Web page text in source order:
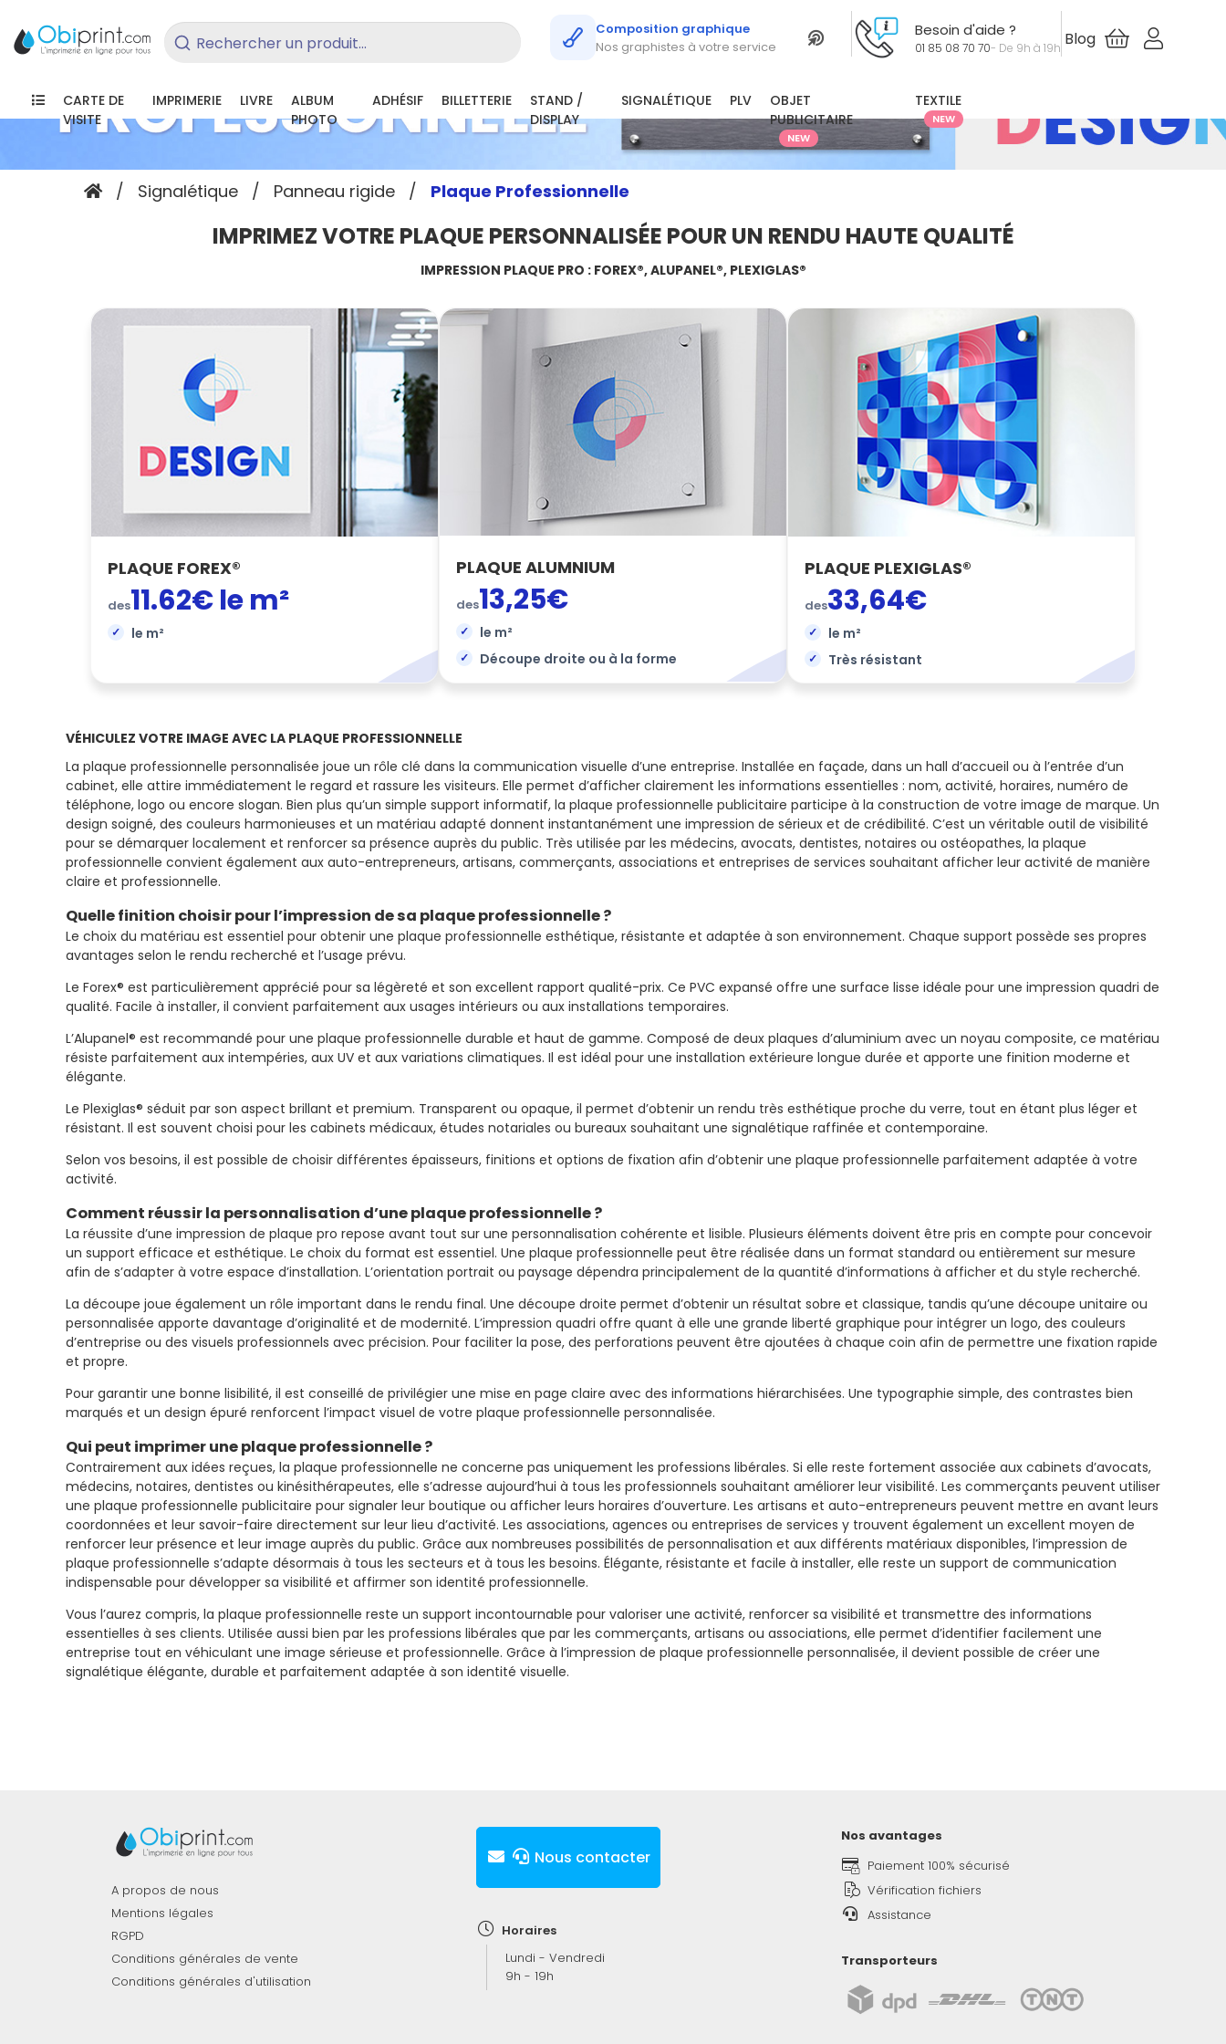
Rechercher un produit...
Composition graphique
Nos graphistes à votre service
Besoin d'aide ?
01 85 08 70 70- De 9h à 19h Blog
CARTE DE
VISITE
IMPRIMERIE LIVRE
ALBUM
PHOTO
ADHÉSIF BILLETTERIE
STAND /
DISPLAY
SIGNALÉTIQUE PLV
OBJET
PUBLICITAIRE
NEW
TEXTILE
NEW
/ Signalétique / Panneau rigide / Plaque Professionnelle
IMPRIMEZ VOTRE PLAQUE PERSONNALISÉE POUR UN RENDU HAUTE QUALITÉ
IMPRESSION PLAQUE PRO : FOREX®, ALUPANEL®, PLEXIGLAS®
PLAQUE FOREX®
des11.62€ le m²
le m²
PLAQUE ALUMNIUM
des13,25€
le m²
Découpe droite ou à la forme
PLAQUE PLEXIGLAS®
des33,64€
le m²
Très résistant
VÉHICULEZ VOTRE IMAGE AVEC LA PLAQUE PROFESSIONNELLE
La plaque professionnelle personnalisée joue un rôle clé dans la communication visuelle d’une entreprise. Installée en façade, dans un hall d’accueil ou à l’entrée d’un
cabinet, elle attire immédiatement le regard et rassure les visiteurs. Elle permet d’afficher clairement les informations essentielles : nom, activité, horaires, numéro de
téléphone, logo ou encore slogan. Bien plus qu’un simple support informatif, la plaque professionnelle publicitaire participe à la construction de votre image de marque. Un
design soigné, des couleurs harmonieuses et un matériau adapté donnent instantanément une impression de sérieux et de crédibilité. C’est un véritable outil de visibilité
pour se démarquer localement et renforcer sa présence auprès du public. Très utilisée par les médecins, avocats, dentistes, notaires ou ostéopathes, la plaque
professionnelle convient également aux auto-entrepreneurs, artisans, commerçants, associations et entreprises de services souhaitant afficher leur activité de manière
claire et professionnelle.
Quelle finition choisir pour l’impression de sa plaque professionnelle ?
Le choix du matériau est essentiel pour obtenir une plaque professionnelle esthétique, résistante et adaptée à son environnement. Chaque support possède ses propres
avantages selon le rendu recherché et l’usage prévu.
Le Forex® est particulièrement apprécié pour sa légèreté et son excellent rapport qualité-prix. Ce PVC expansé offre une surface lisse idéale pour une impression quadri de
qualité. Facile à installer, il convient parfaitement aux usages intérieurs ou aux installations temporaires.
L’Alupanel® est recommandé pour une plaque professionnelle durable et haut de gamme. Composé de deux plaques d’aluminium avec un noyau composite, ce matériau
résiste parfaitement aux intempéries, aux UV et aux variations climatiques. Il est idéal pour une installation extérieure longue durée et apporte une finition moderne et
élégante.
Le Plexiglas® séduit par son aspect brillant et premium. Transparent ou opaque, il permet d’obtenir un rendu très esthétique proche du verre, tout en étant plus léger et
résistant. Il est souvent choisi pour les cabinets médicaux, études notariales ou bureaux souhaitant une signalétique raffinée et contemporaine.
Selon vos besoins, il est possible de choisir différentes épaisseurs, finitions et options de fixation afin d’obtenir une plaque professionnelle parfaitement adaptée à votre
activité.
Comment réussir la personnalisation d’une plaque professionnelle ?
La réussite d’une impression de plaque pro repose avant tout sur une personnalisation cohérente et lisible. Plusieurs éléments doivent être pris en compte pour concevoir
un support efficace et esthétique. Le choix du format est essentiel. Une plaque professionnelle peut être réalisée dans un format standard ou entièrement sur mesure
afin de s’adapter à votre espace d’installation. L’orientation portrait ou paysage dépendra principalement de la quantité d’informations à afficher et du style recherché.
La découpe joue également un rôle important dans le rendu final. Une découpe droite permet d’obtenir un résultat sobre et classique, tandis qu’une découpe unitaire ou
personnalisée apporte davantage d’originalité et de modernité. L’impression quadri offre quant à elle une grande liberté graphique pour intégrer un logo, des couleurs
d’entreprise ou des visuels professionnels avec précision. Pour faciliter la pose, des perforations peuvent être ajoutées à chaque coin afin de permettre une fixation rapide
et propre.
Pour garantir une bonne lisibilité, il est conseillé de privilégier une mise en page claire avec des informations hiérarchisées. Une typographie simple, des contrastes bien
marqués et un design épuré renforcent l’impact visuel de votre plaque professionnelle personnalisée.
Qui peut imprimer une plaque professionnelle ?
Contrairement aux idées reçues, la plaque professionnelle ne concerne pas uniquement les professions libérales. Si elle reste fortement associée aux cabinets d’avocats,
médecins, notaires, dentistes ou kinésithérapeutes, elle s’adresse aujourd’hui à tous les professionnels souhaitant améliorer leur visibilité. Les commerçants peuvent utiliser
une plaque professionnelle publicitaire pour signaler leur boutique ou afficher leurs horaires d’ouverture. Les artisans et auto-entrepreneurs peuvent mettre en avant leurs
coordonnées et leur savoir-faire directement sur leur lieu d’activité. Les associations, agences ou entreprises de services y trouvent également un excellent moyen de
renforcer leur présence et leur image auprès du public. Grâce aux nombreuses possibilités de personnalisation et aux différents matériaux disponibles, l’impression de
plaque professionnelle s’adapte désormais à tous les secteurs et à tous les besoins. Élégante, résistante et facile à installer, elle reste un support de communication
indispensable pour développer sa visibilité et affirmer son identité professionnelle.
Vous l’aurez compris, la plaque professionnelle reste un support incontournable pour valoriser une activité, renforcer sa visibilité et transmettre des informations
essentielles à ses clients. Utilisée aussi bien par les professions libérales que par les commerçants, artisans ou associations, elle permet d’identifier facilement une
entreprise tout en véhiculant une image sérieuse et professionnelle. Grâce à l’impression de plaque professionnelle personnalisée, il devient possible de créer une
signalétique élégante, durable et parfaitement adaptée à son identité visuelle.
A propos de nous
Mentions légales
RGPD
Conditions générales de vente
Conditions générales d'utilisation
Nous contacter
Horaires
Lundi - Vendredi
9h - 19h
Nos avantages
Paiement 100% sécurisé
Vérification fichiers
Assistance
Transporteurs